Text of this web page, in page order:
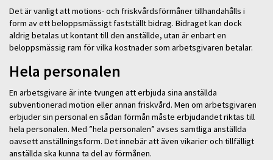
Det är vanligt att motions- och friskvårdsförmåner tillhandahålls i
form av ett beloppsmässigt fastställt bidrag. Bidraget kan dock
aldrig betalas ut kontant till den anställde, utan är enbart en
beloppsmässig ram för vilka kostnader som arbetsgivaren betalar.
Hela personalen
En arbetsgivare är inte tvungen att erbjuda sina anställda
subventionerad motion eller annan friskvård. Men om arbetsgivaren
erbjuder sin personal en sådan förmån måste erbjudandet riktas till
hela personalen. Med ”hela personalen” avses samtliga anställda
oavsett anställningsform. Det innebär att även vikarier och tillfälligt
anställda ska kunna ta del av förmånen.